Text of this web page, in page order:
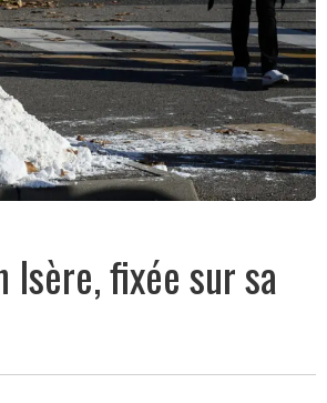
fixée sur sa